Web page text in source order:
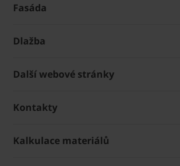
Fasáda
Dlažba
Další webové stránky
Kontakty
Kalkulace materiálů